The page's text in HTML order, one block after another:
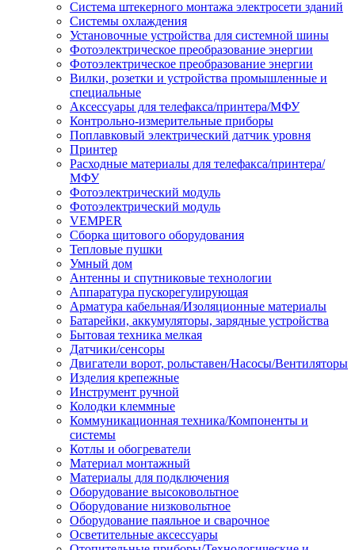
Система штекерного монтажа электросети зданий
Системы охлаждения
Установочные устройства для системной шины
Фотоэлектрическое преобразование энергии
Фотоэлектрическое преобразование энергии
Вилки, розетки и устройства промышленные и
специальные
Аксессуары для телефакса/принтера/МФУ
Контрольно-измерительные приборы
Поплавковый электрический датчик уровня
Принтер
Расходные материалы для телефакса/принтера/
МФУ
Фотоэлектрический модуль
Фотоэлектрический модуль
VEMPER
Сборка щитового оборудования
Тепловые пушки
Умный дом
Антенны и спутниковые технологии
Аппаратура пускорегулирующая
Арматура кабельная/Изоляционные материалы
Батарейки, аккумуляторы, зарядные устройства
Бытовая техника мелкая
Датчики/сенсоры
Двигатели ворот, рольставен/Насосы/Вентиляторы
Изделия крепежные
Инструмент ручной
Колодки клеммные
Коммуникационная техника/Компоненты и
системы
Котлы и обогреватели
Материал монтажный
Материалы для подключения
Оборудование высоковольтное
Оборудование низковольтное
Оборудование паяльное и сварочное
Осветительные аксессуары